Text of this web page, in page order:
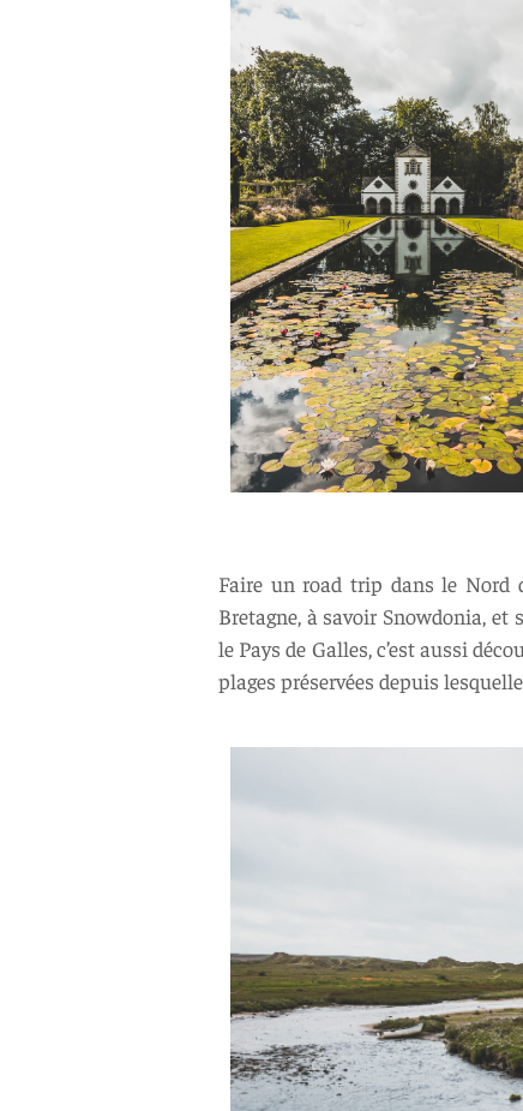
Faire un road trip dans le Nord
Bretagne, à savoir Snowdonia, et
le Pays de Galles, c’est aussi
plages préservées depuis